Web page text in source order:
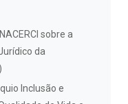
sobre a
da
Inclusão e